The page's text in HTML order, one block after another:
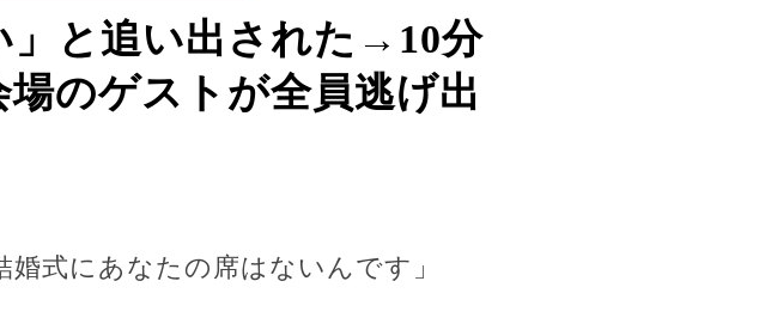
」と追い出された→10分
のゲストが全員逃げ出
式にあなたの席はないんです」